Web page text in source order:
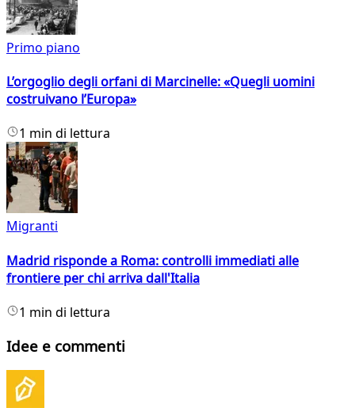
Primo piano
L’orgoglio degli orfani di Marcinelle: «Quegli uomini
costruivano l’Europa»
1 min di lettura
Migranti
Madrid risponde a Roma: controlli immediati alle
frontiere per chi arriva dall'Italia
1 min di lettura
Idee e commenti